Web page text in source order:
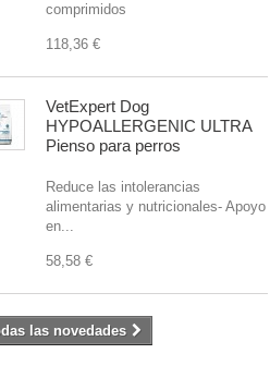
comprimidos
118,36 €
VetExpert Dog
HYPOALLERGENIC ULTRA
Pienso para perros
Reduce las intolerancias
alimentarias y nutricionales- Apoyo
en...
58,58 €
las novedades